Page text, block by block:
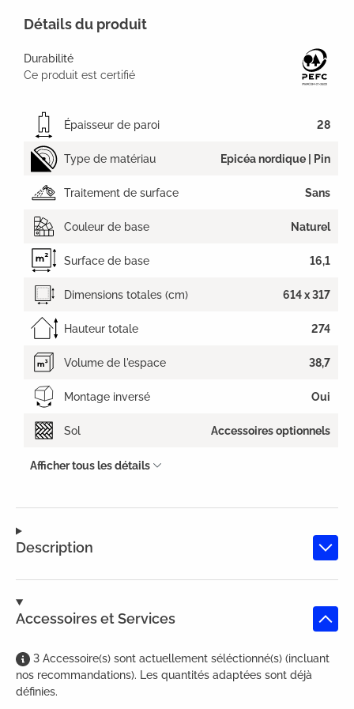
Description
Accessoires et Services
3 Accessoire(s) sont actuellement séléctionné(s) (incluant
nos recommandations). Les quantités adaptées sont déjà
définies.
Détails du produit
Durabilité
Ce produit est certifié
Épaisseur de paroi 28
Type de matériau Epicéa nordique | Pin
Traitement de surface Sans
Couleur de base Naturel
Surface de base 16,1
Dimensions totales (cm) 614 x 317
Hauteur totale 274
Volume de l'espace 38,7
Montage inversé Oui
Sol Accessoires optionnels
Afficher tous les détails